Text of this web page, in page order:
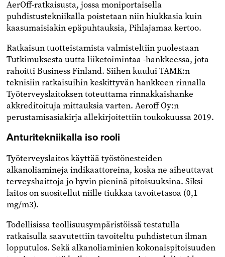
AerOff-ratkaisusta, jossa moniportaisella
puhdistustekniikalla poistetaan niin hiukkasia kuin
kaasumaisiakin epäpuhtauksia, Pihlajamaa kertoo.
Ratkaisun tuotteistamista valmisteltiin puolestaan
Tutkimuksesta uutta liiketoimintaa -hankkeessa, jota
rahoitti Business Finland. Siihen kuului TAMK:n
teknisiin ratkaisuihin keskittyvän hankkeen rinnalla
Työterveyslaitoksen toteuttama rinnakkaishanke
akkreditoituja mittauksia varten. Aeroff Oy:n
perustamisasiakirja allekirjoitettiin toukokuussa 2019.
Anturitekniikalla iso rooli
Työterveyslaitos käyttää työstönesteiden
alkanoliamineja indikaattoreina, koska ne aiheuttavat
terveyshaittoja jo hyvin pieninä pitoisuuksina. Siksi
laitos on suositellut niille tiukkaa tavoitetasoa (0,1
mg/m3).
Todellisissa teollisuusympäristöissä testatulla
ratkaisulla saavutettiin tavoiteltu puhdistetun ilman
lopputulos. Sekä alkanoliaminien kokonaispitoisuuden